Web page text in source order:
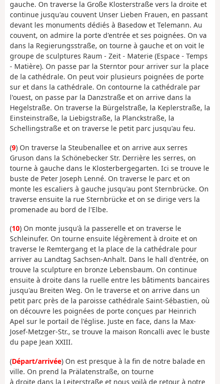
gauche. On traverse la Große Klosterstraße vers la droite et
continue jusqu'au couvent Unser Lieben Frauen, en passant
devant les monuments dédiés à Basedow et Telemann. Au
couvent, on admire la porte d'entrée et ses poignées. On va
dans la Regierungsstraße, on tourne à gauche et on voit le
groupe de sculptures Raum - Zeit - Materie (Espace - Temps
- Matière). On passe par la Sterntor pour arriver sur la place
de la cathédrale. On peut voir plusieurs poignées de porte
sur et dans la cathédrale. On contourne la cathédrale par
l'ouest, on passe par la Danzstraße et on arrive dans la
Hegelstraße. On traverse la Bürgelstraße, la Keplerstraße, la
Einsteinstraße, la Liebigstraße, la Planckstraße, la
Schellingstraße et on traverse le petit parc jusqu'au feu.
(9) On traverse la Steubenallee et on arrive aux serres
Gruson dans la Schönebecker Str. Derrière les serres, on
tourne à gauche dans le Klosterbergegarten. Ici se trouve le
buste de Peter Joseph Lenné. On traverse le parc et on
monte les escaliers à gauche jusqu'au pont Sternbrücke. On
traverse ensuite la rue Sternbrücke et on se dirige vers la
promenade au bord de l'Elbe.
(10) On monte jusqu'à la passerelle et on traverse le
Schleinufer. On tourne ensuite légèrement à droite et on
traverse le Remtergang et la place de la cathédrale pour
arriver au Landtag Sachsen-Anhalt. Dans le hall d'entrée, on
trouve la sculpture en bronze Lebensbaum. On continue
ensuite à droite dans la ruelle entre les bâtiments bancaires
jusqu'au Breiten Weg. On le traverse et on arrive dans un
petit parc près de la paroisse cathédrale Saint-Sébastien, où
on découvre les poignées de porte conçues par Heinrich
Apel sur le portail de l'église. Juste en face, dans la Max-
Josef-Metzger-Str., se trouve la maison Roncalli avec le buste
du pape Jean XXIII.
(Départ/arrivée) On est presque à la fin de notre balade en
ville. On prend la Prälatenstraße, on tourne
à droite dans la Leiterstraße et nous voilà de retour à notre